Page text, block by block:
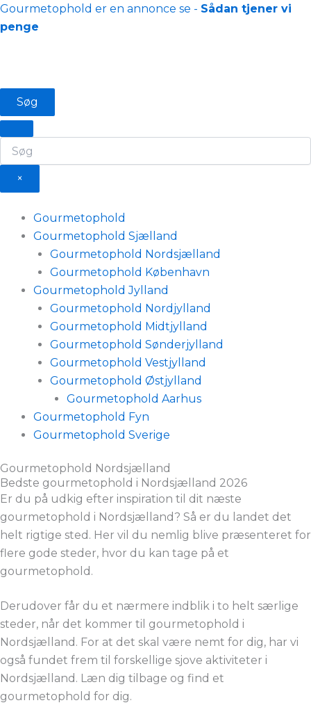
Gå
til
Gourmetophold er en annonce se - Sådan tjener vi
penge
Søg
×
Gourmetophold
Gourmetophold Sjælland
Gourmetophold Nordsjælland
Gourmetophold København
Gourmetophold Jylland
Gourmetophold Nordjylland
Gourmetophold Midtjylland
Gourmetophold Sønderjylland
Gourmetophold Vestjylland
Gourmetophold Østjylland
Gourmetophold Aarhus
Gourmetophold Fyn
Gourmetophold Sverige
Gourmetophold Nordsjælland
Bedste gourmetophold i Nordsjælland 2026
Er du på udkig efter inspiration til dit næste
gourmetophold i Nordsjælland? Så er du landet det
helt rigtige sted. Her vil du nemlig blive præsenteret for
flere gode steder, hvor du kan tage på et
gourmetophold.
Derudover får du et nærmere indblik i to helt særlige
steder, når det kommer til gourmetophold i
Nordsjælland. For at det skal være nemt for dig, har vi
også fundet frem til forskellige sjove aktiviteter i
Nordsjælland. Læn dig tilbage og find et
gourmetophold for dig.